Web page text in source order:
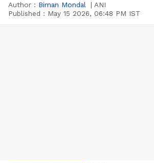
Author : Biman Mondal | ANI
Published : May 15 2026, 06:48 PM IST